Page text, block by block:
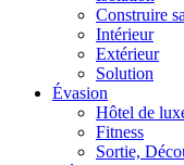
Construire
Intérieur
Extérieur
Solution
Évasion
Hôtel de
Fitness
Sortie,